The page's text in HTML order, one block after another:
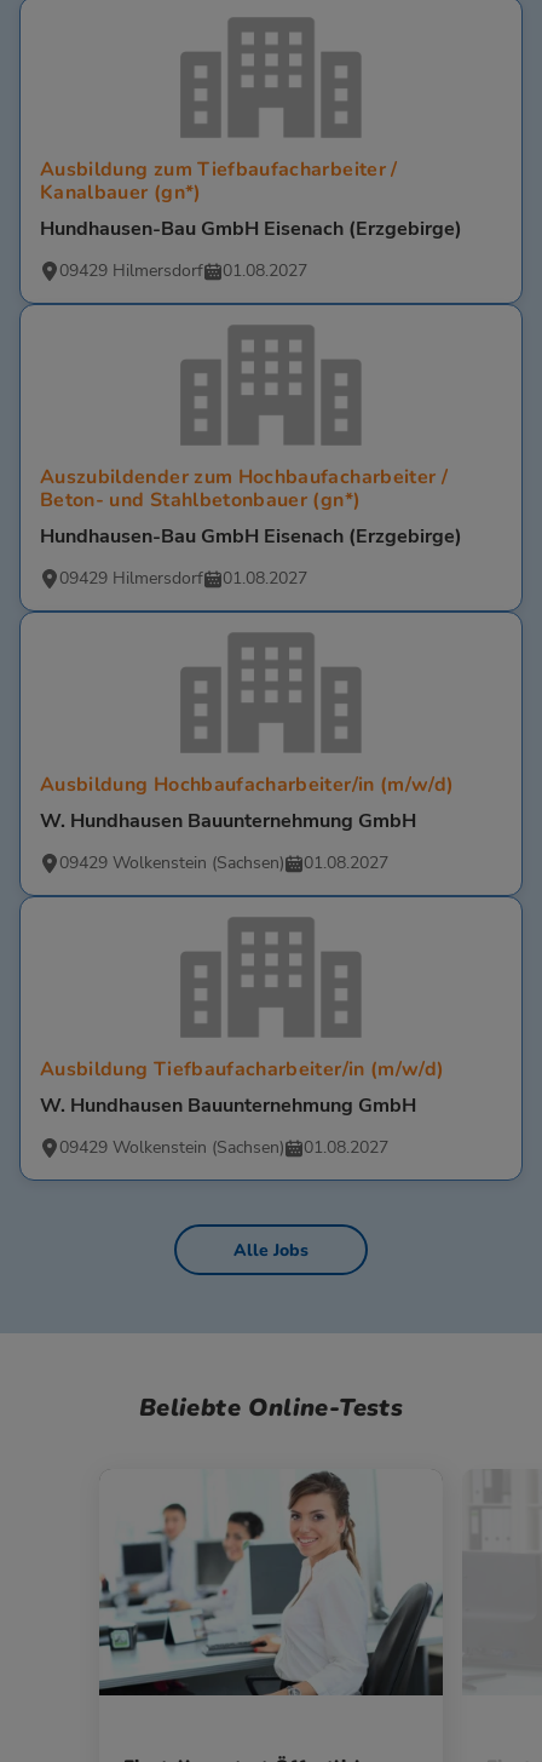
Ausbildung zum Tiefbaufacharbeiter /
Kanalbauer (gn*)
Hundhausen-Bau GmbH Eisenach (Erzgebirge)
09429 Hilmersdorf 01.08.2027
Auszubildender zum Hochbaufacharbeiter /
Beton- und Stahlbetonbauer (gn*)
Hundhausen-Bau GmbH Eisenach (Erzgebirge)
09429 Hilmersdorf 01.08.2027
Ausbildung Hochbaufacharbeiter/in (m/w/d)
W. Hundhausen Bauunternehmung GmbH
09429 Wolkenstein (Sachsen) 01.08.2027
Ausbildung Tiefbaufacharbeiter/in (m/w/d)
W. Hundhausen Bauunternehmung GmbH
09429 Wolkenstein (Sachsen) 01.08.2027
Alle Jobs
Beliebte Online-Tests